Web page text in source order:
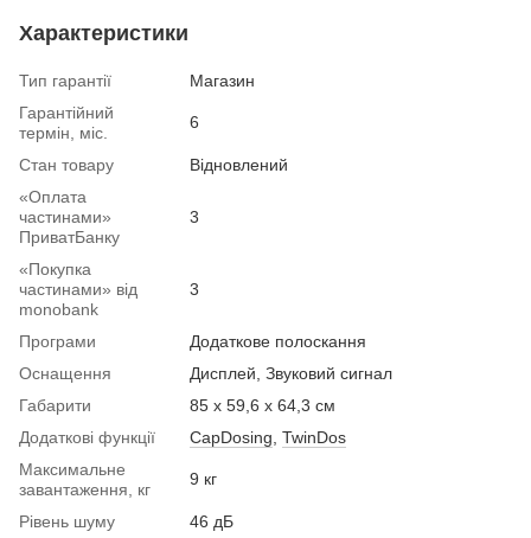
Характеристики
Тип гарантії
Магазин
Гарантійний
термін, міс.
6
Стан товару
Вiдновлений
«Оплата
частинами»
ПриватБанку
3
«Покупка
частинами» від
monobank
3
Програми
Додаткове полоскання
Оснащення
Дисплей, Звуковий сигнал
Габарити
85 х 59,6 х 64,3 см
Додаткові функції
CapDosing TwinDos
Максимальне
завантаження, кг
9 кг
Рівень шуму
46 дБ